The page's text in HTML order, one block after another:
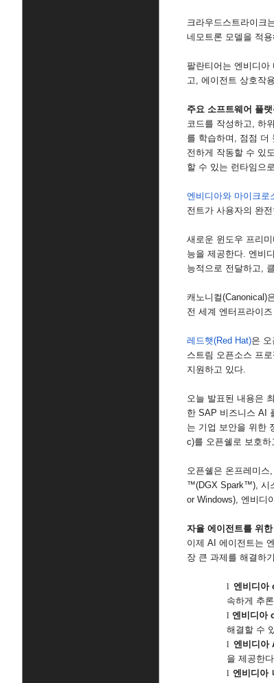
크라우드스트라이크
네모트론 모델을 적
팔란티어는 엔비디아
고, 에이전트 상호작
주요 소프트웨어 플랫
코드를 작성하고, 하
를 학습하며 , 점점 더
전하게 작동할 수 있
할 수 있는 런타임으로
엔비디아와 마이크로
전트가 사용자의 완
새로운 윈도우 프리
능을 제공한다. 엔비
능적으로 전달하고,
캐노니컬(Canonical)
전 세계 엔터프라이
레드햇(Red Hat)은 오
스트림 오픈소스 프
지원하고 있다.
오늘 발표된 내용은
한SAP 비즈니스 AI
는 기업 보안을 위한
c)를 오픈쉘로 보호하
오픈쉘은 온프레미스,
™(DGX Spark™), 시
or Windows), 엔비디
자율 에이전트를 위
이제 AI 에이전트는
장 큰 과제를 해결하
l 엔비디아
속하게 추
l 엔비디아
해결할 수
l 엔비디아
을 제공한다
l 엔비디아